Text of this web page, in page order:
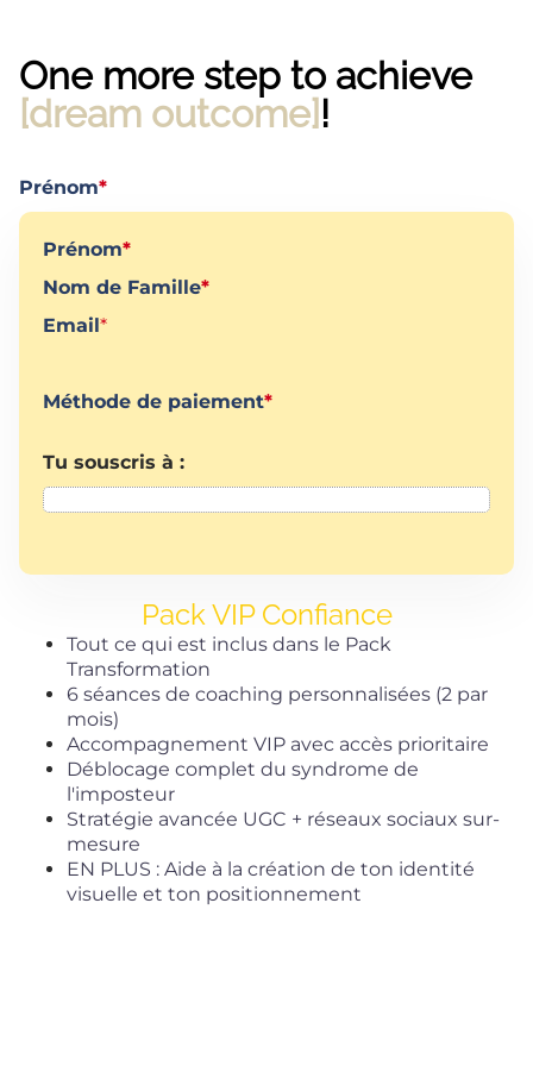
One more step to achieve
[dream outcome]!
Pack VIP Confiance
Tout ce qui est inclus dans le Pack
Transformation
6 séances de coaching personnalisées (2 par
mois)
Accompagnement VIP avec accès prioritaire
Déblocage complet du syndrome de
l'imposteur
Stratégie avancée UGC + réseaux sociaux sur-
mesure
EN PLUS : Aide à la création de ton identité
visuelle et ton positionnement
Prénom*
Prénom*
Nom de Famille*
Email*
Méthode de paiement*
Tu souscris à :